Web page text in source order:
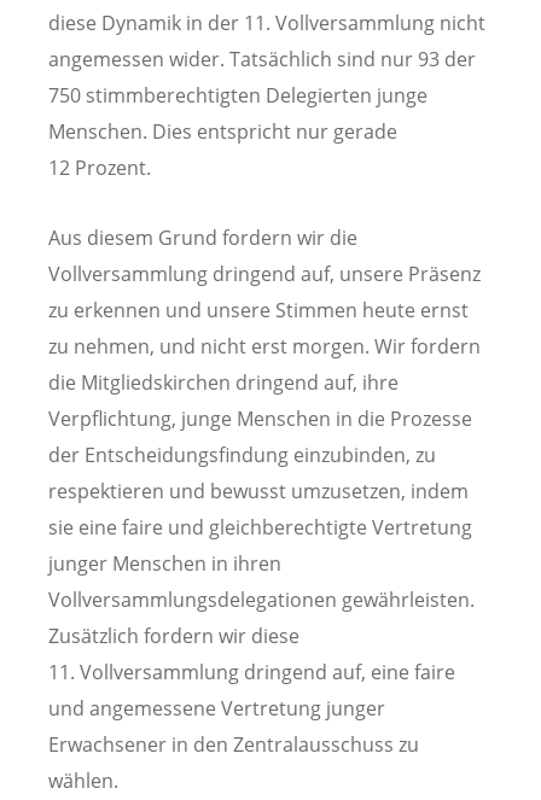
diese Dynamik in der 11. Vollversammlung nicht
angemessen wider. Tatsächlich sind nur 93 der
750 stimmberechtigten Delegierten junge
Menschen. Dies entspricht nur gerade
12 Prozent.
Aus diesem Grund fordern wir die
Vollversammlung dringend auf, unsere Präsenz
zu erkennen und unsere Stimmen heute ernst
zu nehmen, und nicht erst morgen. Wir fordern
die Mitgliedskirchen dringend auf, ihre
Verpflichtung, junge Menschen in die Prozesse
der Entscheidungsfindung einzubinden, zu
respektieren und bewusst umzusetzen, indem
sie eine faire und gleichberechtigte Vertretung
junger Menschen in ihren
Vollversammlungsdelegatio­nen gewährleisten.
Zusätzlich fordern wir diese
11. Vollversammlung dringend auf, eine faire
und angemessene Vertretung junger
Erwachsener in den Zentralausschuss zu
wählen.